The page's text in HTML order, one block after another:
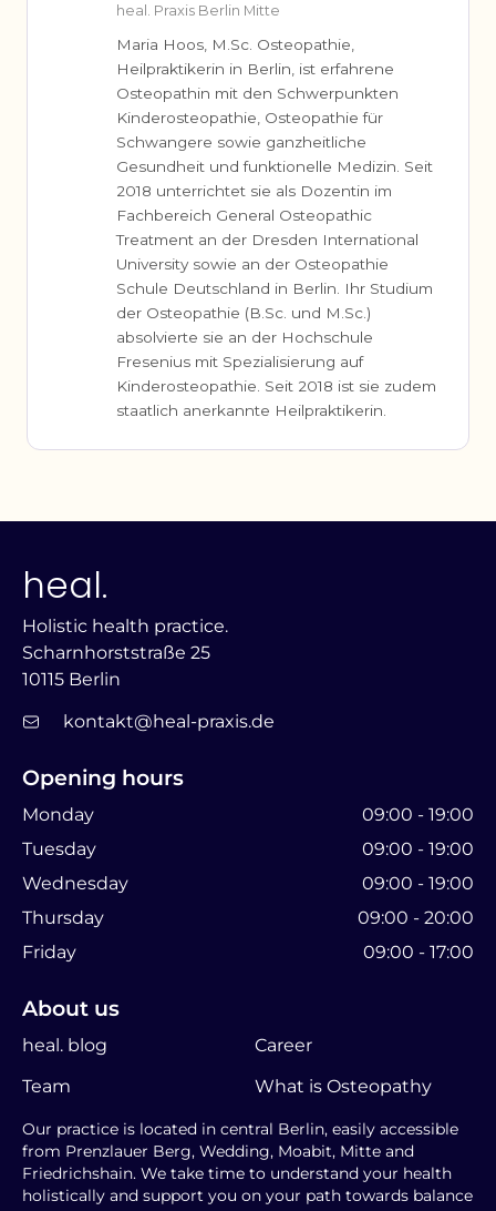
heal. Praxis Berlin Mitte
Maria Hoos, M.Sc. Osteopathie,
Heilpraktikerin in Berlin, ist erfahrene
Osteopathin mit den Schwerpunkten
Kinderosteopathie, Osteopathie für
Schwangere sowie ganzheitliche
Gesundheit und funktionelle Medizin. Seit
2018 unterrichtet sie als Dozentin im
Fachbereich General Osteopathic
Treatment an der Dresden International
University sowie an der Osteopathie
Schule Deutschland in Berlin. Ihr Studium
der Osteopathie (B.Sc. und M.Sc.)
absolvierte sie an der Hochschule
Fresenius mit Spezialisierung auf
Kinderosteopathie. Seit 2018 ist sie zudem
staatlich anerkannte Heilpraktikerin.
heal.
Holistic health practice.
Scharnhorststraße 25
10115 Berlin
kontakt@heal-praxis.de
Opening hours
Monday
09:00 - 19:00
Tuesday
09:00 - 19:00
Wednesday
09:00 - 19:00
Thursday
09:00 - 20:00
Friday
09:00 - 17:00
About us
heal. blog
Career
Team
What is Osteopathy
Our practice is located in central Berlin, easily accessible
from Prenzlauer Berg, Wedding, Moabit, Mitte and
Friedrichshain. We take time to understand your health
holistically and support you on your path towards balance